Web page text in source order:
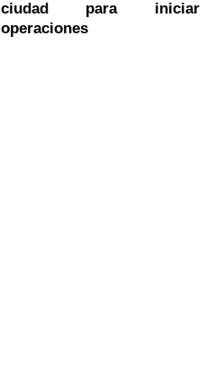
ciudad para iniciar
operaciones